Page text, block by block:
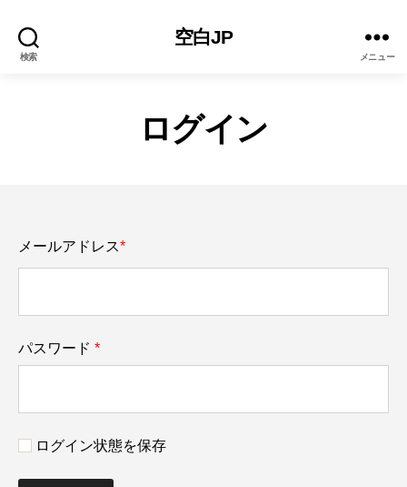
検索
空白JP
メニュー
ログイン
パスワード *
ログイン状態を保存